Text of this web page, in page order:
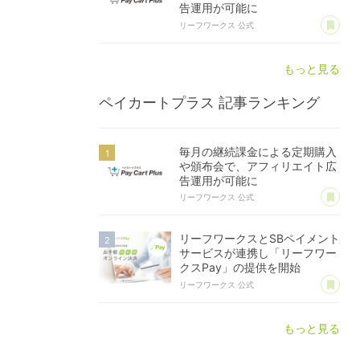
告運用が可能に
リーフワークス 公式 あ
もっと見る
ペイカートプラス 記事ランキング
毎月の継続課金による定期購入
や頒布会で、アフィリエイト広
告運用が可能に
リーフワークス 公式 あ
リーフワークスとSBペイメント
サービスが連携し「リーフワー
クスPay」の提供を開始
リーフワークス 公式 あ
もっと見る